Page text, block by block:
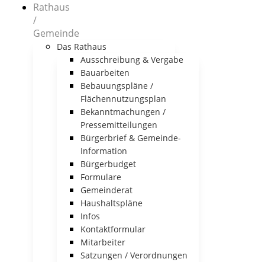
Rathaus
/
Gemeinde
Das Rathaus
Ausschreibung & Vergabe
Bauarbeiten
Bebauungspläne /
Flächennutzungsplan
Bekanntmachungen /
Pressemitteilungen
Bürgerbrief & Gemeinde-
Information
Bürgerbudget
Formulare
Gemeinderat
Haushaltspläne
Infos
Kontaktformular
Mitarbeiter
Satzungen / Verordnungen